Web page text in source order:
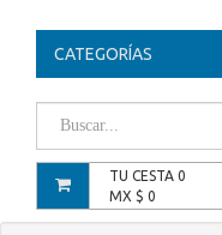
CATEGORÍAS
TU CESTA 0
MX $ 0